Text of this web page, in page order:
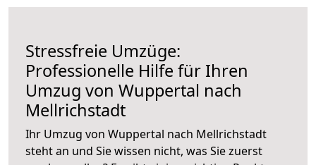
Stressfreie Umzüge:
Professionelle Hilfe für Ihren
Umzug von Wuppertal nach
Mellrichstadt
Ihr Umzug von Wuppertal nach Mellrichstadt
steht an und Sie wissen nicht, was Sie zuerst